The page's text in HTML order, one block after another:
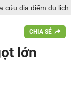
cứu địa điểm du lịch
CHIA SẺ
lớn